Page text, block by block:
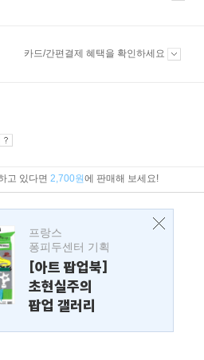
카드/간편결제 혜택을 확인하세요
고 있다면 2,700원에 판매해 보세요!
프랑스
퐁피두센터 기획
[아트 팝업북]
초현실주의
팝업 갤러리